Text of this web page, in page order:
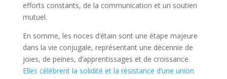
efforts constants, de la communication et un soutien
mutuel.
En somme, les noces d’étain sont une étape majeure
dans la vie conjugale, représentant une décennie de
joies, de peines, d’apprentissages et de croissance.
Elles célèbrent la solidité et la résistance d’une union